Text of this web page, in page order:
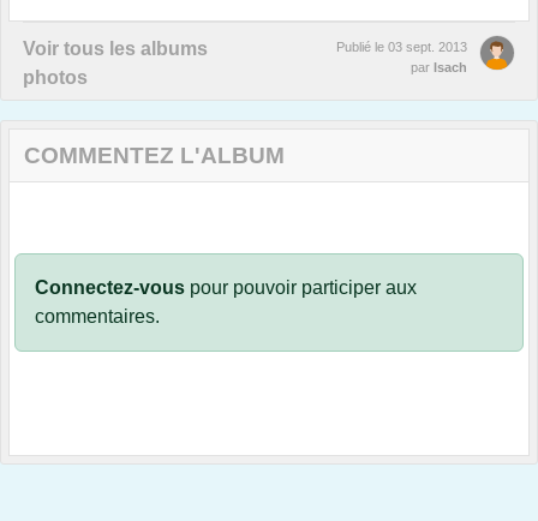
Voir tous les albums
photos
Publié le 03 sept. 2013
par Isach
COMMENTEZ L'ALBUM
Connectez-vous pour pouvoir participer aux
commentaires.